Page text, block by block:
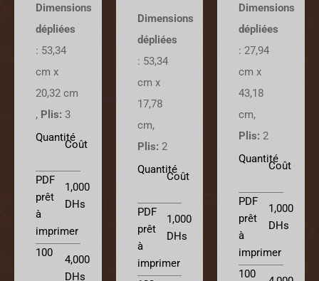
Dimensions
dépliées
: 53,34
cm x
20,32 cm
, Plis: 3
Quantité
Coût
PDF
prêt
à
imprimer
1,000
DHs
100
4,000
DHs
Dimensions
dépliées
: 53,34
cm x
17,78
cm,
Plis: 2
Quantité
Coût
PDF
prêt
à
imprimer
1,000
DHs
Dimensions
dépliées
:27,94
cm x
43,18
cm,
Plis: 2
Quantité
Coût
PDF
prêt
à
imprimer
1,000
DHs
100